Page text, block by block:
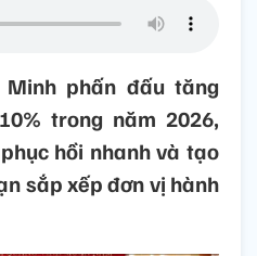
phấn đấu tăng
trong năm 2026,
hồi nhanh và tạo
sắp xếp đơn vị hành